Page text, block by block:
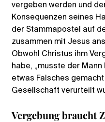
vergeben werden und
Konsequenzen seines
der Stammapostel auf
zusammen mit Jesus
Obwohl Christus ihm
habe, „musste der
etwas Falsches
Gesellschaft verurteilt
Vergebung braucht